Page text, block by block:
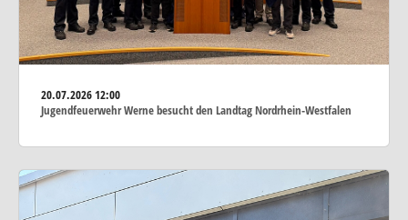
20.07.202612:00
Jugendfeuerwehr Werne besucht den Landtag Nordrhein-Westfalen